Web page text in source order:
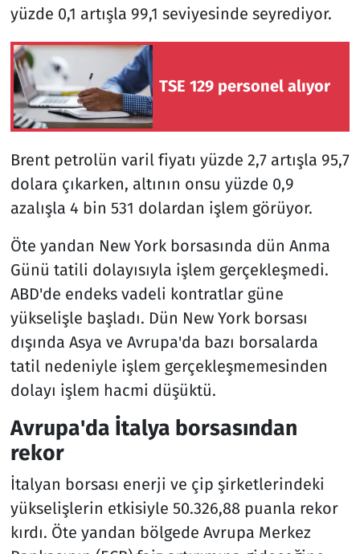
yüzde 0,1 artışla 99,1 seviyesinde seyrediyor.
TSE 129 personel alıyor
Brent petrolün varil fiyatı yüzde 2,7 artışla 95,7
dolara çıkarken, altının onsu yüzde 0,9
azalışla 4 bin 531 dolardan işlem görüyor.
Öte yandan New York borsasında dün Anma
Günü tatili dolayısıyla işlem gerçekleşmedi.
ABD'de endeks vadeli kontratlar güne
yükselişle başladı. Dün New York borsası
dışında Asya ve Avrupa'da bazı borsalarda
tatil nedeniyle işlem gerçekleşmemesinden
dolayı işlem hacmi düşüktü.
Avrupa'da İtalya borsasından
rekor
İtalyan borsası enerji ve çip şirketlerindeki
yükselişlerin etkisiyle 50.326,88 puanla rekor
kırdı. Öte yandan bölgede Avrupa Merkez